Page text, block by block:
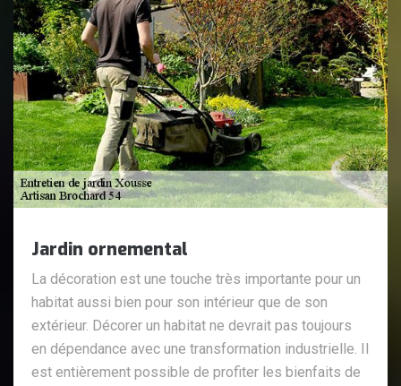
Jardin ornemental
La décoration est une touche très importante pour un
habitat aussi bien pour son intérieur que de son
extérieur. Décorer un habitat ne devrait pas toujours
en dépendance avec une transformation industrielle. Il
est entièrement possible de profiter les bienfaits de